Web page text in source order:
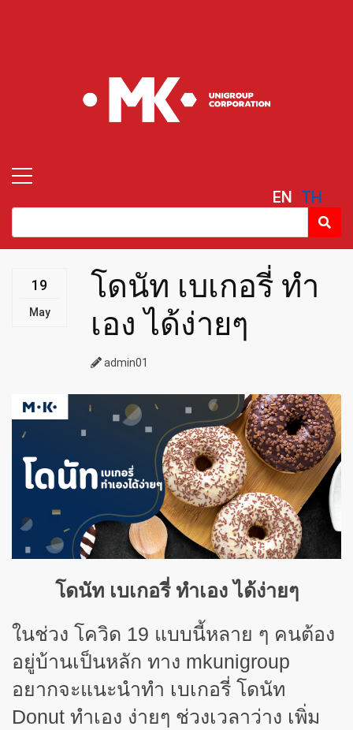
EN TH
19
May
โดนัท เบเกอรี่ ทำ
เอง ได้ง่ายๆ
admin01
โดนัท เบเกอรี่ ทำเอง ได้ง่ายๆ
ในช่วง โควิด 19 แบบนี้หลาย ๆ คนต้อง
อยู่บ้านเป็นหลัก ทาง mkunigroup
อยากจะแนะนำทำ เบเกอรี่ โดนัท
Donut ทำเอง ง่ายๆ ช่วงเวลาว่าง เพิ่ม